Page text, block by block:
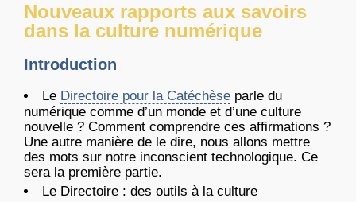
Nouveaux rapports aux savoirs
dans la culture numérique
Introduction
Le Directoire pour la Catéchèse parle du
numérique comme d’un monde et d’une culture
nouvelle ? Comment comprendre ces affirmations ?
Une autre manière de le dire, nous allons mettre
des mots sur notre inconscient technologique. Ce
sera la première partie.
Le Directoire : des outils à la culture